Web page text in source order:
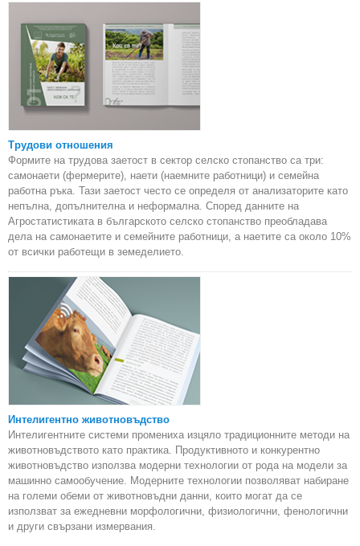
Трудови отношения
Формите на трудова заетост в сектор селско стопанство са три:
самонаети (фермерите), наети (наемните работници) и семейна
работна ръка. Тази заетост често се определя от анализаторите като
непълна, допълнителна и неформална. Според данните на
Агростатистиката в българското селско стопанство преобладава
дела на самонаетите и семейните работници, а наетите са около 10%
от всички работещи в земеделието.
Интелигентно животновъдство
Интелигентните системи промениха изцяло традиционните методи на
животновъдството като практика. Продуктивното и конкурентно
животновъдство използва модерни технологии от рода на модели за
машинно самообучение. Модерните технологии позволяват набиране
на големи обеми от животновъдни данни, които могат да се
използват за ежедневни морфологични, физиологични, фенологични
и други свързани измервания.